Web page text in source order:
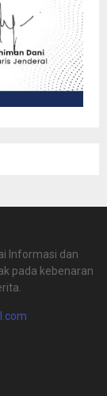
Informasi dan
pada kebenaran